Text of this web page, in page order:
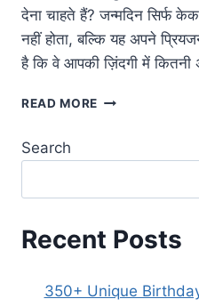
देना चाहते हैं? जन्मदिन सिर्फ
नहीं होता, बल्कि यह अपने
है कि वे आपकी ज़िंदगी में
READ MORE 350+
{2026}
Search
Recent Posts
350+ Unique